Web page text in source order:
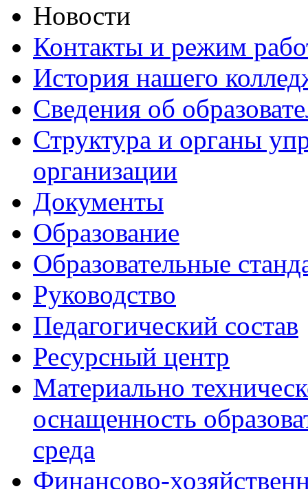
Новости
Контакты и режим
История нашего
Сведения об
Структура и органы
организации
Документы
Образование
Образовательные
Руководство
Педагогический состав
Ресурсный центр
Материально
оснащенность
среда
Финансово-